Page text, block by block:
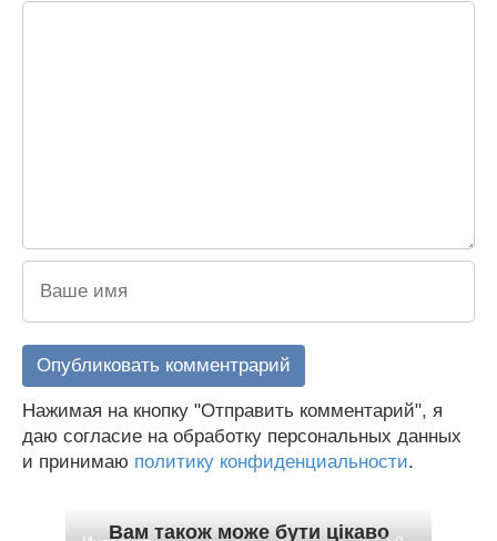
Нажимая на кнопку "Отправить комментарий", я
даю согласие на обработку персональных данных
и принимаю политику конфиденциальности.
Вам також може бути цікаво